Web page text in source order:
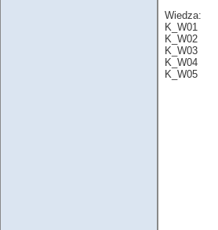
Wiedza:
K_W01
K_W02
K_W03
K_W04
K_W05